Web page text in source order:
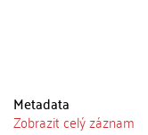
Metadata
Zobrazit celý záznam